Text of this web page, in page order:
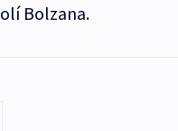
Bolzana.